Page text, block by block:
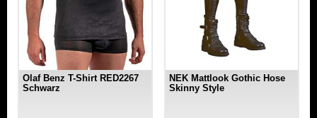
Olaf Benz T-Shirt RED2267
Schwarz
NEK Mattlook Gothic Hose
Skinny Style